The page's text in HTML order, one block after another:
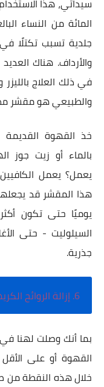
المائة من النساء
جلدية تسبب تكتلًا
والأرداف. هناك
في ذلك العلاج
والطبيعي هو مقشر
خذ القهوة القديمة
بالماء أو زيت جوز
يعمل؟ يعمل
هذا المقشر قد
يوميًا حتى تكون
السيلوليت - حتى
جذرية.
6. إزالة الروائح الكريهة
بما أنك وصلت لهنا في
القهوة أو على
خلال هذه النقطة من